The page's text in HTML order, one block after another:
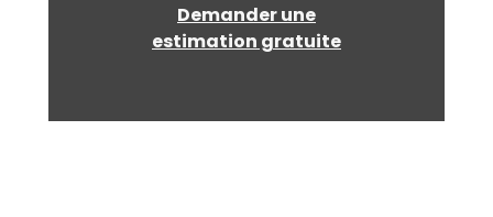
Demander une
estimation gratuite